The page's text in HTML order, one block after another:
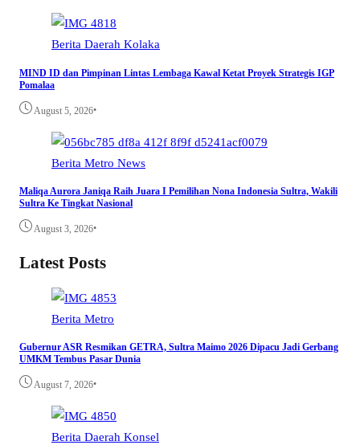
Berita Daerah Kolaka
MIND ID dan Pimpinan Lintas Lembaga Kawal Ketat Proyek Strategis IGP
Pomalaa
August 5, 2026•
Berita Metro News
Maliqa Aurora Janiqa Raih Juara I Pemilihan Nona Indonesia Sultra, Wakili
Sultra Ke Tingkat Nasional
August 3, 2026•
Latest Posts
Berita Metro
Gubernur ASR Resmikan GETRA, Sultra Maimo 2026 Dipacu Jadi Gerbang
UMKM Tembus Pasar Dunia
August 7, 2026•
Berita Daerah Konsel